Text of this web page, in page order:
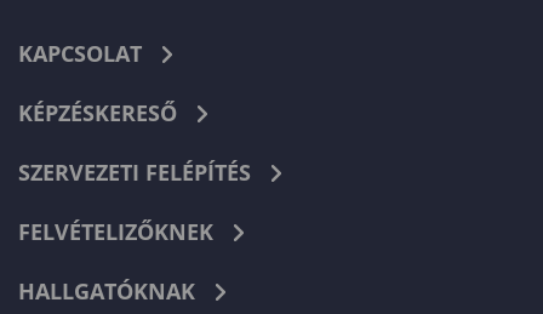
KAPCSOLAT
KÉPZÉSKERESŐ
SZERVEZETI FELÉPÍTÉS
FELVÉTELIZŐKNEK
HALLGATÓKNAK